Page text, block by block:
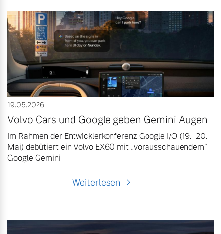
19.05.2026
Volvo Cars und Google geben Gemini Augen
Im Rahmen der Entwicklerkonferenz Google I/O (19.-20.
Mai) debütiert ein Volvo EX60 mit „vorausschauendem“
Google Gemini
Weiterlesen